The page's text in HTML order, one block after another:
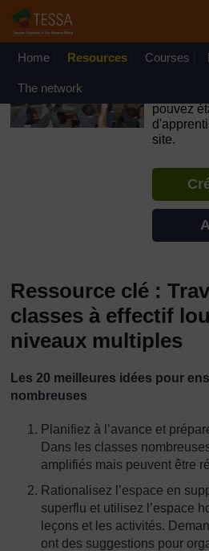
Passer au contenu principal
OpenLearn Create will be
August 2026 from 8am to
Home Resources Courses
The network
pouvez
site.
Ressource clé :
classes à effectif
niveaux multiples
Les 20 meilleures idées pour
nombreuses
Planifiez à l’avance et
Dans les classes
amplifiés mais peuvent être
Rationalisez l’espace en
superflu et utilisez l’espace
leçons et les activités.
ont des suggestions pour